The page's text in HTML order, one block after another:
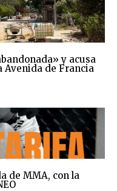
y acusa
de Francia
de MMA, con la